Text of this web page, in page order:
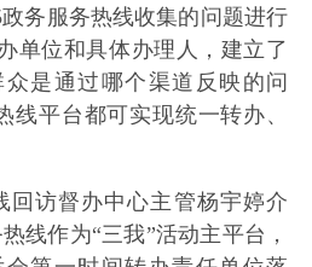
务服务热线收集的问题进行
单位和具体办理人，建立了
是通过哪个渠道反映的问
线平台都可实现统一转办、
回访督办中心主管杨宇婷介
线作为“三我”活动主平台，